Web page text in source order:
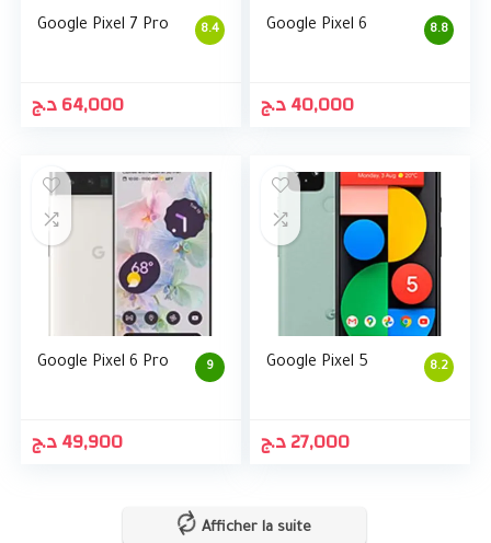
8.4
Google Pixel 7 Pro
64,000د.ج
8.8
Google Pixel 6
40,000د.ج
9
Google Pixel 6 Pro
49,900د.ج
8.2
Google Pixel 5
27,000د.ج
Afficher la suite